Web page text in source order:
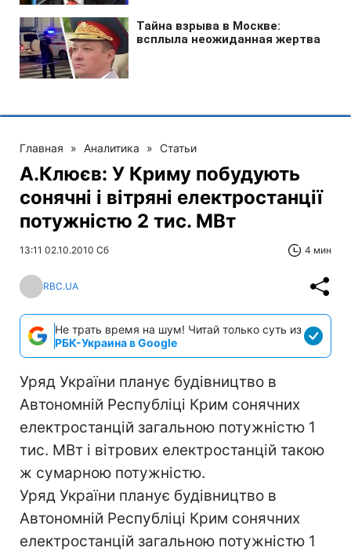
Главная » Аналитика » Статьи
А.Клюєв: У Криму побудують
сонячні і вітряні електростанції
потужністю 2 тис. МВт
13:11 02.10.2010 Сб 4 мин
RBC.UA
Не трать время на шум! Читай только суть из
РБК-Украина в Google
Уряд України планує будівництво в
Автономній Республіці Крим сонячних
електростанцій загальною потужністю 1
тис. МВт і вітрових електростанцій такою
ж сумарною потужністю.
Уряд України планує будівництво в
Автономній Республіці Крим сонячних
електростанцій загальною потужністю 1